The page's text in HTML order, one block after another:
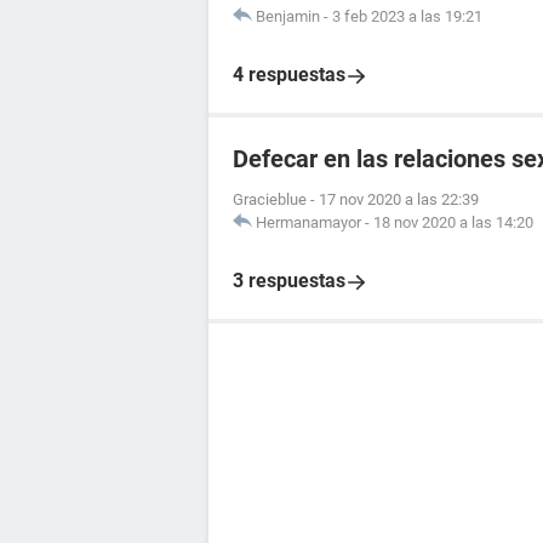
Benjamin - 3 feb 2023 a las 19:21
4 respuestas
Defecar en las relaciones
Gracieblue - 17 nov 2020 a las 22:39
Hermanamayor - 18 nov 2020 a las 14:20
3 respuestas